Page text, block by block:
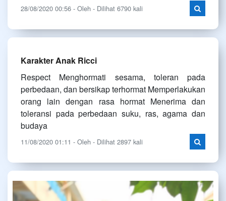
28/08/2020 00:56 - Oleh - Dilihat 6790 kali
Karakter Anak Ricci
Respect Menghormati sesama, toleran pada
perbedaan, dan bersikap terhormat Memperlakukan
orang lain dengan rasa hormat Menerima dan
toleransi pada perbedaan suku, ras, agama dan
budaya
11/08/2020 01:11 - Oleh - Dilihat 2897 kali